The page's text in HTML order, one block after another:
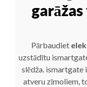
Pārbaudiet
uzstādītu
slēdža. ismartgate
atveru zīmoliem,